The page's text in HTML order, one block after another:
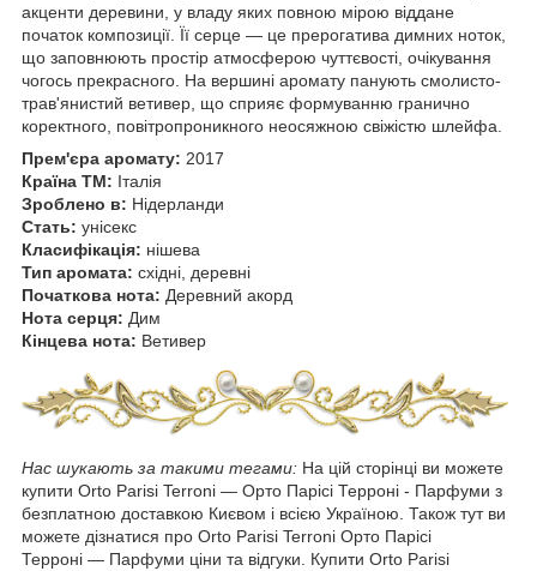
акценти деревини, у владу яких повною мірою віддане
початок композиції. Її серце — це прерогатива димних ноток,
що заповнюють простір атмосферою чуттєвості, очікування
чогось прекрасного. На вершині аромату панують смолисто-
трав'янистий ветивер, що сприяє формуванню гранично
коректного, повітропроникного неосяжною свіжістю шлейфа.
Прем'єра аромату: 2017
Країна ТМ: Італія
Зроблено в: Нідерланди
Стать: унісекс
Класифікація: нішева
Тип аромата: східні, деревні
Початкова нота: Деревний акорд
Нота серця: Дим
Кінцева нота: Ветивер
Нас шукають за такими тегами: На цій сторінці ви можете
купити Orto Parisi Terroni — Орто Парісі Терроні - Парфуми з
безплатною доставкою Києвом і всією Україною. Також тут ви
можете дізнатися про Orto Parisi Terroni Орто Парісі
Терроні ― Парфуми ціни та відгуки. Купити Orto Parisi